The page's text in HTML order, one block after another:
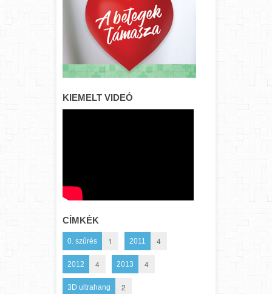
KIEMELT VIDEÓ
CÍMKÉK
0. szűrés 1 2011 4
2012 4 2013 4
3D ultrahang 2